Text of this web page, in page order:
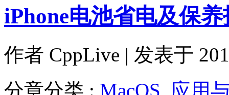
iPhone电池省电及保养
作者 CppLive | 发表于
分章分类 : MacOS, 应用